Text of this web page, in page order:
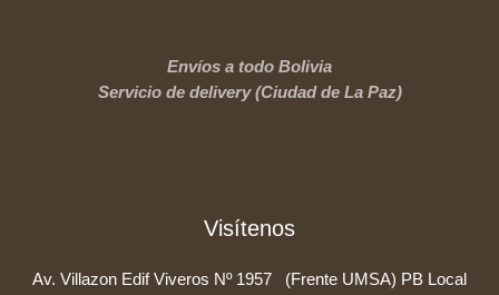
Envíos a todo Bolivia
Servicio de delivery (Ciudad de La Paz)
Visítenos
Av. Villazon Edif Viveros Nº 1957 (Frente UMSA) PB Local